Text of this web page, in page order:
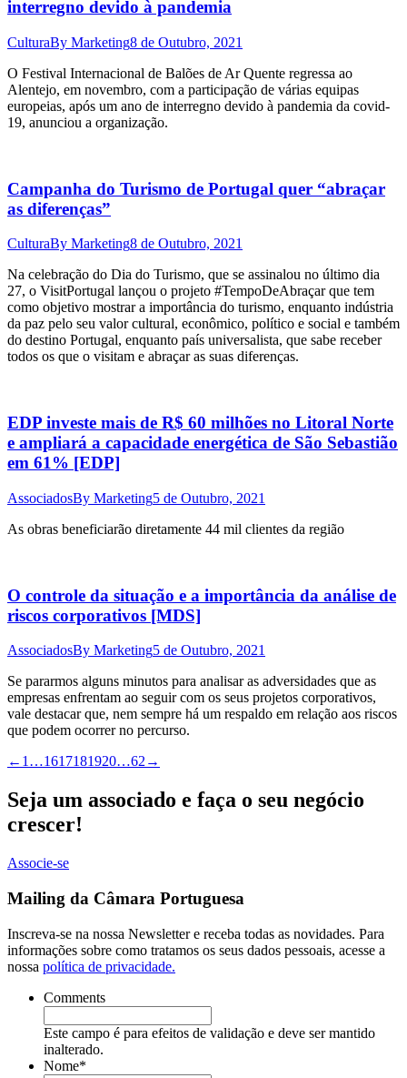
interregno devido à pandemia
CulturaBy Marketing8 de Outubro, 2021
O Festival Internacional de Balões de Ar Quente regressa ao
Alentejo, em novembro, com a participação de várias equipas
europeias, após um ano de interregno devido à pandemia da covid-
19, anunciou a organização.
Campanha do Turismo de Portugal quer “abraçar
as diferenças”
CulturaBy Marketing8 de Outubro, 2021
Na celebração do Dia do Turismo, que se assinalou no último dia
27, o VisitPortugal lançou o projeto #TempoDeAbraçar que tem
como objetivo mostrar a importância do turismo, enquanto indústria
da paz pelo seu valor cultural, econômico, político e social e também
do destino Portugal, enquanto país universalista, que sabe receber
todos os que o visitam e abraçar as suas diferenças.
EDP investe mais de R$ 60 milhões no Litoral Norte
e ampliará a capacidade energética de São Sebastião
em 61% [EDP]
AssociadosBy Marketing5 de Outubro, 2021
As obras beneficiarão diretamente 44 mil clientes da região
O controle da situação e a importância da análise de
riscos corporativos [MDS]
AssociadosBy Marketing5 de Outubro, 2021
Se pararmos alguns minutos para analisar as adversidades que as
empresas enfrentam ao seguir com os seus projetos corporativos,
vale destacar que, nem sempre há um respaldo em relação aos riscos
que podem ocorrer no percurso.
← 1 …1617181920…62 →
Seja um associado e faça o seu negócio
crescer!
Associe-se
Mailing da Câmara Portuguesa
Inscreva-se na nossa Newsletter e receba todas as novidades. Para
informações sobre como tratamos os seus dados pessoais, acesse a
nossa política de privacidade.
Comments
Este campo é para efeitos de validação e deve ser mantido
inalterado.
Nome*